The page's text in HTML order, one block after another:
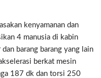
kenyamanan dan
4 manusia di kabin
barang barang yang lain
berkat mesin
187 dk dan torsi 250